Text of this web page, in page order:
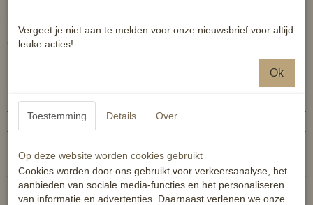
Op het lint staat de omtrek in cm/inch en het gewicht in kg/lbs
Productcode
EAN code 6438076179957
Vergeet je niet aan te melden voor onze nieuwsbrief voor altijd
leuke acties!
Ok
Toestemming Details Over
Op deze website worden cookies gebruikt
Cookies worden door ons gebruikt voor verkeersanalyse, het
aanbieden van sociale media-functies en het personaliseren
van informatie en advertenties. Daarnaast verlenen we onze